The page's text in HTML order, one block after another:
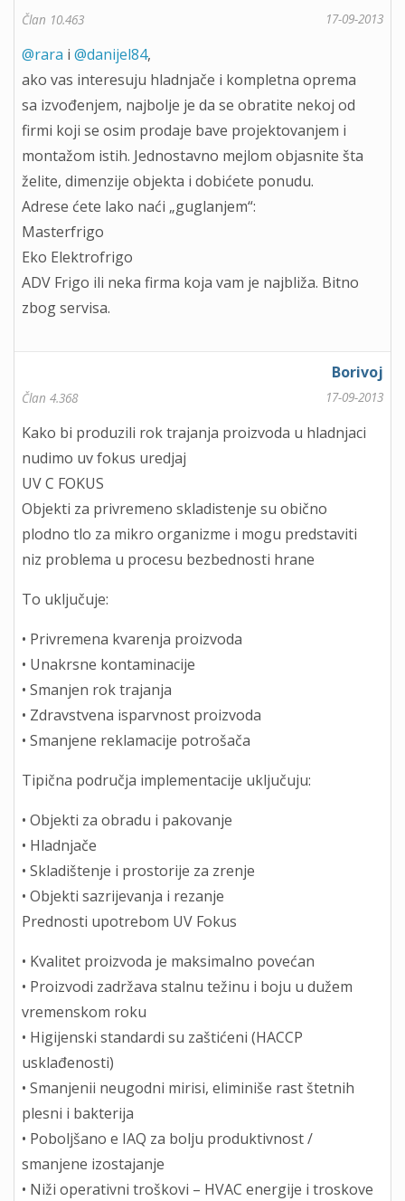
Član 10.463 17-09-2013
@rara i @danijel84,
ako vas interesuju hladnjače i kompletna oprema
sa izvođenjem, najbolje je da se obratite nekoj od
firmi koji se osim prodaje bave projektovanjem i
montažom istih. Jednostavno mejlom objasnite šta
želite, dimenzije objekta i dobićete ponudu.
Adrese ćete lako naći „guglanjem“:
Masterfrigo
Eko Elektrofrigo
ADV Frigo ili neka firma koja vam je najbliža. Bitno
zbog servisa.
Borivoj
Član 4.368 17-09-2013
Kako bi produzili rok trajanja proizvoda u hladnjaci
nudimo uv fokus uredjaj
UV C FOKUS
Objekti za privremeno skladistenje su obično
plodno tlo za mikro organizme i mogu predstaviti
niz problema u procesu bezbednosti hrane
To uključuje:
• Privremena kvarenja proizvoda
• Unakrsne kontaminacije
• Smanjen rok trajanja
• Zdravstvena isparvnost proizvoda
• Smanjene reklamacije potrošača
Tipična područja implementacije uključuju:
• Objekti za obradu i pakovanje
• Hladnjače
• Skladištenje i prostorije za zrenje
• Objekti sazrijevanja i rezanje
Prednosti upotrebom UV Fokus
• Kvalitet proizvoda je maksimalno povećan
• Proizvodi zadržava stalnu težinu i boju u dužem
vremenskom roku
• Higijenski standardi su zaštićeni (HACCP
usklađenosti)
• Smanjenii neugodni mirisi, eliminiše rast štetnih
plesni i bakterija
• Poboljšano e IAQ za bolju produktivnost /
smanjene izostajanje
• Niži operativni troškovi – HVAC energije i troskove